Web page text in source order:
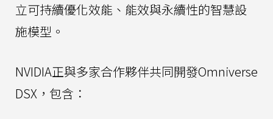
立可持續優化效能、能效與永續性的智慧設
施模型。
NVIDIA正與多家合作夥伴共同開發Omniverse
DSX，包含：